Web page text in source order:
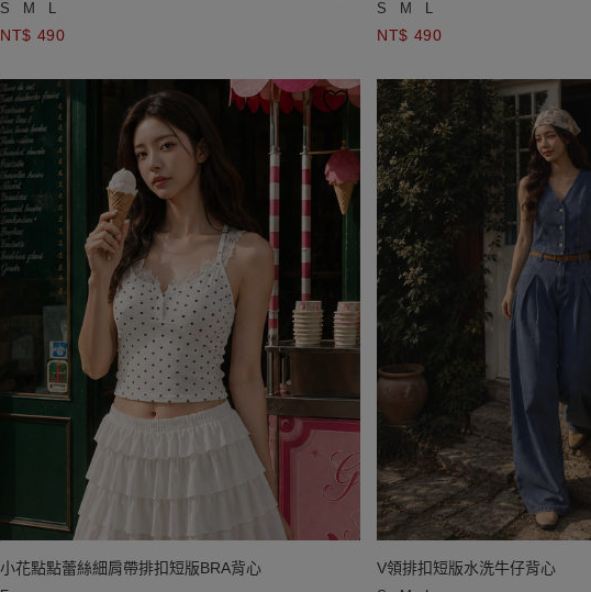
S M
NT$ 490
S M
NT$ 490
小花點點蕾絲細肩帶排扣短版BRA背心 V領排扣短版水洗牛仔背心